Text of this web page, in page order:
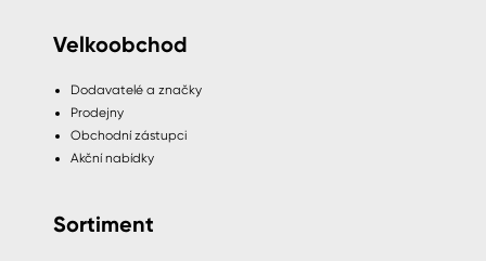
Velkoobchod
Dodavatelé a značky
Prodejny
Obchodní zástupci
Akční nabídky
Sortiment